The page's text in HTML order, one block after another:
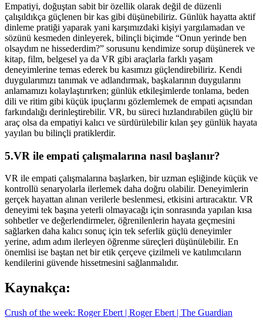
Empatiyi, doğuştan sabit bir özellik olarak değil de düzenli
çalışıldıkça güçlenen bir kas gibi düşünebiliriz. Günlük hayatta aktif
dinleme pratiği yaparak yani karşımızdaki kişiyi yargılamadan ve
sözünü kesmeden dinleyerek, bilinçli biçimde “Onun yerinde ben
olsaydım ne hissederdim?” sorusunu kendimize sorup düşünerek ve
kitap, film, belgesel ya da VR gibi araçlarla farklı yaşam
deneyimlerine temas ederek bu kasımızı güçlendirebiliriz. Kendi
duygularımızı tanımak ve adlandırmak, başkalarının duygularını
anlamamızı kolaylaştırırken; günlük etkileşimlerde tonlama, beden
dili ve ritim gibi küçük ipuçlarını gözlemlemek de empati açısından
farkındalığı derinleştirebilir. VR, bu süreci hızlandırabilen güçlü bir
araç olsa da empatiyi kalıcı ve sürdürülebilir kılan şey günlük hayata
yayılan bu bilinçli pratiklerdir.
5.VR ile empati çalışmalarına nasıl başlanır?
VR ile empati çalışmalarına başlarken, bir uzman eşliğinde küçük ve
kontrollü senaryolarla ilerlemek daha doğru olabilir. Deneyimlerin
gerçek hayattan alınan verilerle beslenmesi, etkisini artıracaktır. VR
deneyimi tek başına yeterli olmayacağı için sonrasında yapılan kısa
sohbetler ve değerlendirmeler, öğrenilenlerin hayata geçmesini
sağlarken daha kalıcı sonuç için tek seferlik güçlü deneyimler
yerine, adım adım ilerleyen öğrenme süreçleri düşünülebilir. En
önemlisi ise baştan net bir etik çerçeve çizilmeli ve katılımcıların
kendilerini güvende hissetmesini sağlanmalıdır.
Kaynakça:
Crush of the week: Roger Ebert | Roger Ebert | The Guardian